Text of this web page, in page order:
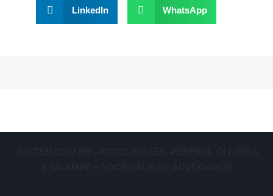
LinkedIn WhatsApp
JUSTEN.COM.BR – ©2022 JUSTEN, PEREIRA, OLIVEIRA
& TALAMINI – SOCIEDADE DE ADVOGADOS